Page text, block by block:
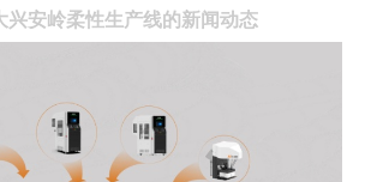
兴安岭柔性生产线的新闻动态